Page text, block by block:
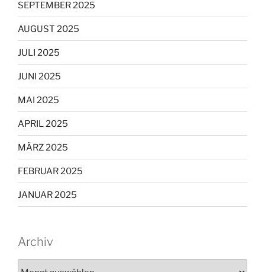
SEPTEMBER 2025
AUGUST 2025
JULI 2025
JUNI 2025
MAI 2025
APRIL 2025
MÄRZ 2025
FEBRUAR 2025
JANUAR 2025
Archiv